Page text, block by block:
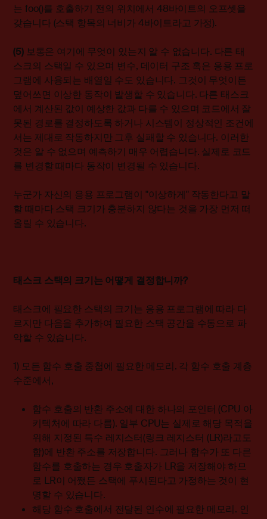
는 foo()를 호출하기 전의 위치에서 48바이트의 오프셋을
갖습니다 (스택 항목의 너비가 4바이트라고 가정).
(5)보통은 여기에 무엇이 있는지 알 수 없습니다. 다른 태
스크의 스택일 수 있으며 변수, 데이터 구조 혹은 응용 프로
그램에 사용되는 배열일 수도 있습니다. 그것이 무엇이든
덮어쓰면 이상한 동작이 발생할 수 있습니다. 다른 태스크
에서 계산된 값이 예상한 값과 다를 수 있으며 코드에서 잘
못된 경로를 결정하도록 하거나 시스템이 정상적인 조건에
서는 제대로 작동하지만 그후 실패할 수 있습니다. 이러한
것은 알 수 없으며 예측하기 매우 어렵습니다. 실제로 코드
를 변경할 때마다 동작이 변경될 수 있습니다.
누군가 자신의 응용 프로그램이 "이상하게" 작동한다고 말
할 때마다 스택 크기가 충분하지 않다는 것을 가장 먼저 떠
올릴 수 있습니다.
태스크 스택의 크기는 어떻게 결정합니까?
태스크에 필요한 스택의 크기는 응용 프로그램에 따라 다
르지만 다음을 추가하여 필요한 스택 공간을 수동으로 파
악할 수 있습니다.
1) 모든 함수 호출 중첩에 필요한 메모리. 각 함수 호출 계층
수준에서,
함수 호출의 반환 주소에 대한 하나의 포인터 (CPU 아
키텍처에 따라 다름). 일부 CPU는 실제로 해당 목적을
위해 지정된 특수 레지스터(링크 레지스터 (LR)라고도
함)에 반환 주소를 저장합니다. 그러나 함수가 또 다른
함수를 호출하는 경우 호출자가 LR을 저장해야 하므
로 LR이 어쨌든 스택에 푸시된다고 가정하는 것이 현
명할 수 있습니다.
해당 함수 호출에서 전달된 인수에 필요한 메모리. 인